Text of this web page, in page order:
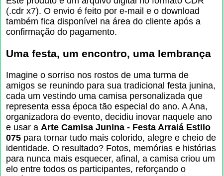
(.cdr x7). O envio é feito por e-mail e o download
também fica disponível na área do cliente após a
confirmação do pagamento.
Uma festa, um encontro, uma lembrança
Imagine o sorriso nos rostos de uma turma de
amigos se reunindo para sua tradicional festa junina,
cada um vestindo uma camisa personalizada que
representa essa época tão especial do ano. A Ana,
organizadora do evento, decidiu inovar naquele ano
e usar a Arte Camisa Junina - Festa Arraiá Estilo
075 para tornar tudo mais colorido, alegre e cheio de
identidade. O resultado? Fotos, memórias e histórias
para nunca mais esquecer, afinal, a camisa criou um
elo entre todos os participantes, reforçando o